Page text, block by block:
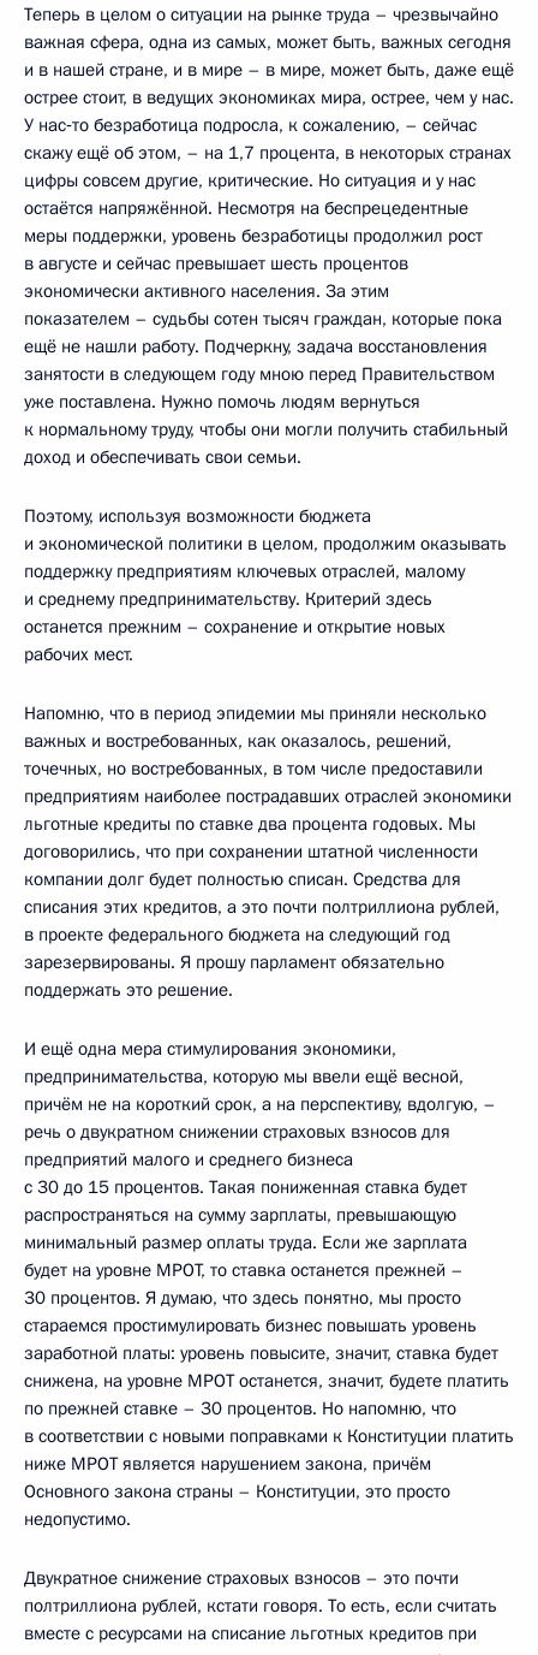
Теперь в целом о ситуации на рынке труда – чрезвычайно
важная сфера, одна из самых, может быть, важных сегодня
и в нашей стране, и в мире – в мире, может быть, даже ещё
острее стоит, в ведущих экономиках мира, острее, чем у нас.
У нас‑то безработица подросла, к сожалению, – сейчас
скажу ещё об этом, – на 1,7 процента, в некоторых странах
цифры совсем другие, критические. Но ситуация и у нас
остаётся напряжённой. Несмотря на беспрецедентные
меры поддержки, уровень безработицы продолжил рост
в августе и сейчас превышает шесть процентов
экономически активного населения. За этим
показателем – судьбы сотен тысяч граждан, которые пока
ещё не нашли работу. Подчеркну, задача восстановления
занятости в следующем году мною перед Правительством
уже поставлена. Нужно помочь людям вернуться
к нормальному труду, чтобы они могли получить стабильный
доход и обеспечивать свои семьи.
Поэтому, используя возможности бюджета
и экономической политики в целом, продолжим оказывать
поддержку предприятиям ключевых отраслей, малому
и среднему предпринимательству. Критерий здесь
останется прежним – сохранение и открытие новых
рабочих мест.
Напомню, что в период эпидемии мы приняли несколько
важных и востребованных, как оказалось, решений,
точечных, но востребованных, в том числе предоставили
предприятиям наиболее пострадавших отраслей экономики
льготные кредиты по ставке два процента годовых. Мы
договорились, что при сохранении штатной численности
компании долг будет полностью списан. Средства для
списания этих кредитов, а это почти полтриллиона рублей,
в проекте федерального бюджета на следующий год
зарезервированы. Я прошу парламент обязательно
поддержать это решение.
И ещё одна мера стимулирования экономики,
предпринимательства, которую мы ввели ещё весной,
причём не на короткий срок, а на перспективу, вдолгую, –
речь о двукратном снижении страховых взносов для
предприятий малого и среднего бизнеса
с 30 до 15 процентов. Такая пониженная ставка будет
распространяться на сумму зарплаты, превышающую
минимальный размер оплаты труда. Если же зарплата
будет на уровне МРОТ, то ставка останется прежней –
30 процентов. Я думаю, что здесь понятно, мы просто
стараемся простимулировать бизнес повышать уровень
заработной платы: уровень повысите, значит, ставка будет
снижена, на уровне МРОТ останется, значит, будете платить
по прежней ставке – 30 процентов. Но напомню, что
в соответствии с новыми поправками к Конституции платить
ниже МРОТ является нарушением закона, причём
Основного закона страны – Конституции, это просто
недопустимо.
Двукратное снижение страховых взносов – это почти
полтриллиона рублей, кстати говоря. То есть, если считать
вместе с ресурсами на списание льготных кредитов при